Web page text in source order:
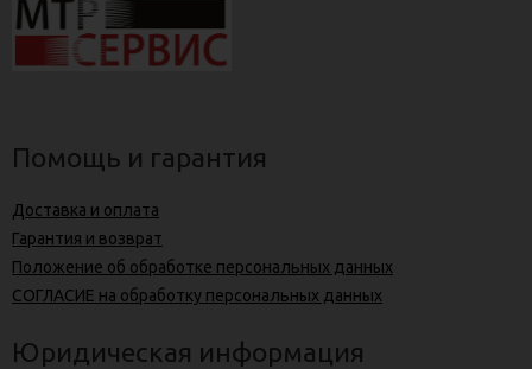
Помощь и гарантия
Доставка и оплата
Гарантия и возврат
Положение об обработке персональных данных
СОГЛАСИЕ на обработку персональных данных
Юридическая информация